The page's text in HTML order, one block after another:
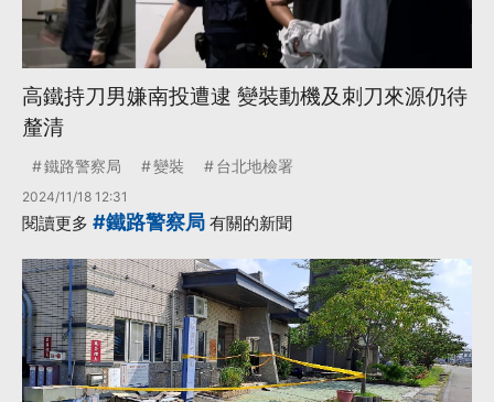
高鐵持刀男嫌南投遭逮 變裝動機及刺刀來源仍待
釐清
鐵路警察局 變裝 台北地檢署
2024/11/18 12:31
閱讀更多 #鐵路警察局 有關的新聞